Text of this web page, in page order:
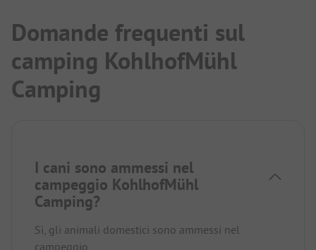
Domande frequenti sul
camping KohlhofMühl
Camping
I cani sono ammessi nel
campeggio KohlhofMühl
Camping?
Sì, gli animali domestici sono ammessi nel
campeggio.